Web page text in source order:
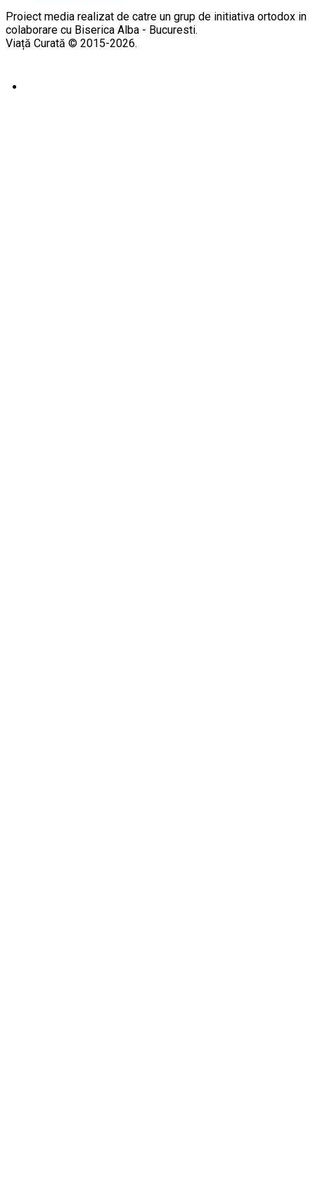
Proiect media realizat de catre un grup de initiativa ortodox in
colaborare cu Biserica Alba - Bucuresti.
Viață Curată © 2015-2026.